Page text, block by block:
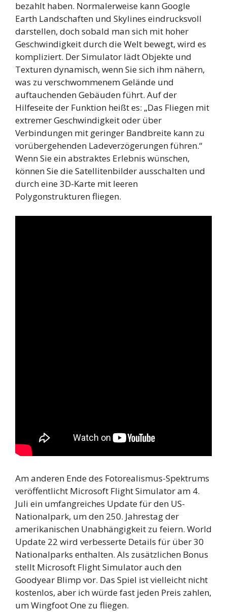
bezahlt haben. Normalerweise kann Google
Earth Landschaften und Skylines eindrucksvoll
darstellen, doch sobald man sich mit hoher
Geschwindigkeit durch die Welt bewegt, wird es
kompliziert. Der Simulator lädt Objekte und
Texturen dynamisch, wenn Sie sich ihm nähern,
was zu verschwommenem Gelände und
auftauchenden Gebäuden führt. Auf der
Hilfeseite der Funktion heißt es: „Das Fliegen mit
extremer Geschwindigkeit oder über
Verbindungen mit geringer Bandbreite kann zu
vorübergehenden Ladeverzögerungen führen.“
Wenn Sie ein abstraktes Erlebnis wünschen,
können Sie die Satellitenbilder ausschalten und
durch eine 3D-Karte mit leeren
Polygonstrukturen fliegen.
Am anderen Ende des Fotorealismus-Spektrums
veröffentlicht Microsoft Flight Simulator am 4.
Juli ein umfangreiches Update für den US-
Nationalpark, um den 250. Jahrestag der
amerikanischen Unabhängigkeit zu feiern. World
Update 22 wird verbesserte Details für über 30
Nationalparks enthalten. Als zusätzlichen Bonus
stellt Microsoft Flight Simulator auch den
Goodyear Blimp vor. Das Spiel ist vielleicht nicht
kostenlos, aber ich würde fast jeden Preis zahlen,
um Wingfoot One zu fliegen.